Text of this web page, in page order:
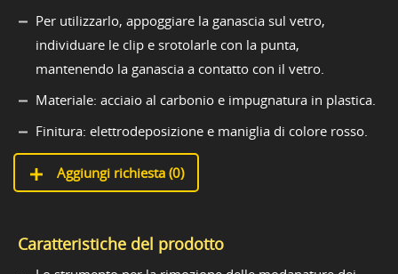
Per utilizzarlo, appoggiare la ganascia sul vetro,
individuare le clip e srotolarle con la punta,
mantenendo la ganascia a contatto con il vetro.
Materiale: acciaio al carbonio e impugnatura in plastica.
Finitura: elettrodeposizione e maniglia di colore rosso.
Aggiungi richiesta (0)
Caratteristiche del prodotto